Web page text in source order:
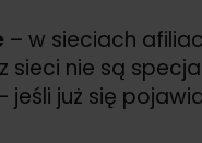
– w sieciach
sieci nie są
jeśli już się